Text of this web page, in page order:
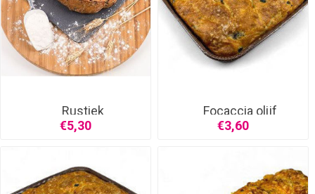
Rustiek
noten/vruchten
€5,30
Focaccia olijf
€3,60